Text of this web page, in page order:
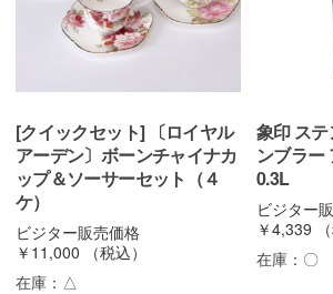
[クイックセット] 〔ロイヤル
アーデン〕ボーンチャイナカ
ップ＆ソーサーセット（４
ケ）
ビジター販売価格
￥11,000
（税込）
在庫： △
象印 ス
ンブラー
0.3L
ビジター
￥4,339
在庫： 〇